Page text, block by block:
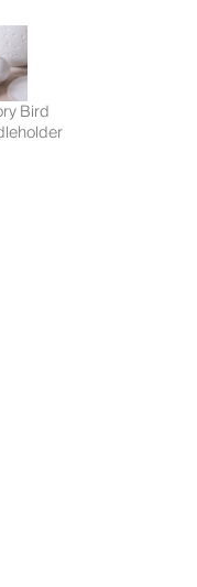
Bird